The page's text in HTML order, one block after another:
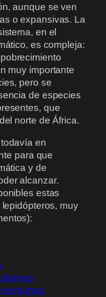
aunque se ven
o expansivas. La
en el
es compleja:
muy importante
pero se
de especies
que
norte de África.
en
para que
y de
alcanzar.
estas
muy